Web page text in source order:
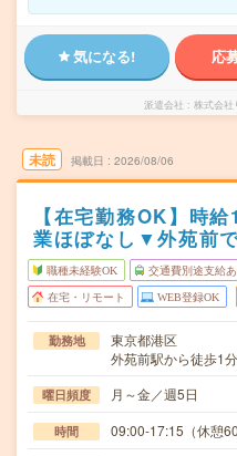
気になる! 応
派遣会社 株式会社
未読 掲載日 2026/08/06
【在宅勤務OK】時
業ほぼなし▼外苑前
職種未経験OK 交通費別途支給あ
在宅・リモート WEB登録OK
勤務地
東京都港区
外苑前駅から徒歩1
曜日頻度 月～金／週5日
時間 09:00-17:15（休憩